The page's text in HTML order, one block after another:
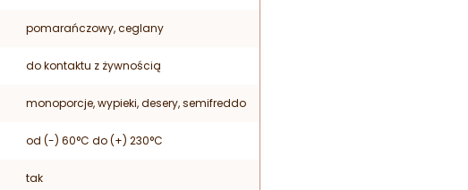
pomarańczowy, ceglany
do kontaktu z żywnością
monoporcje, wypieki, desery, semifreddo
od (-) 60°C do (+) 230°C
tak